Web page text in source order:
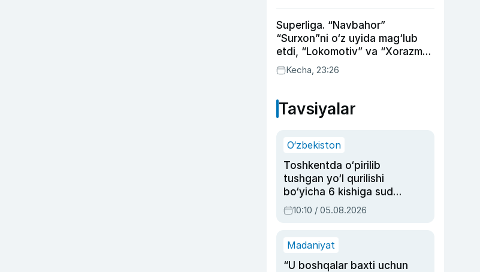
Superliga. “Navbahor”
“Surxon”ni o‘z uyida mag‘lub
etdi, “Lokomotiv” va “Xorazm”
uyda g‘alaba qozondi
Kecha, 23:26
Tavsiyalar
O‘zbekiston
Toshkentda o‘pirilib
tushgan yo‘l qurilishi
bo‘yicha 6 kishiga sud
hukmi o‘qildi
10:10 / 05.08.2026
Madaniyat
“U boshqalar baxti uchun